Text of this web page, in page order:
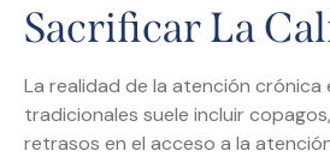
Sacrificar La
La realidad de la atención crónica
tradicionales suele incluir
retrasos en el acceso a la